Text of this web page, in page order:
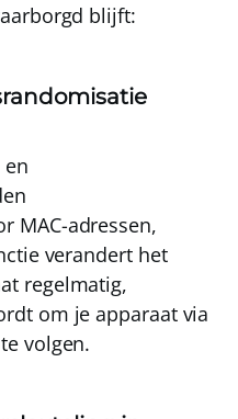
blijft:
MAC-adressen,
verandert het
regelmatig,
om je apparaat via
volgen.